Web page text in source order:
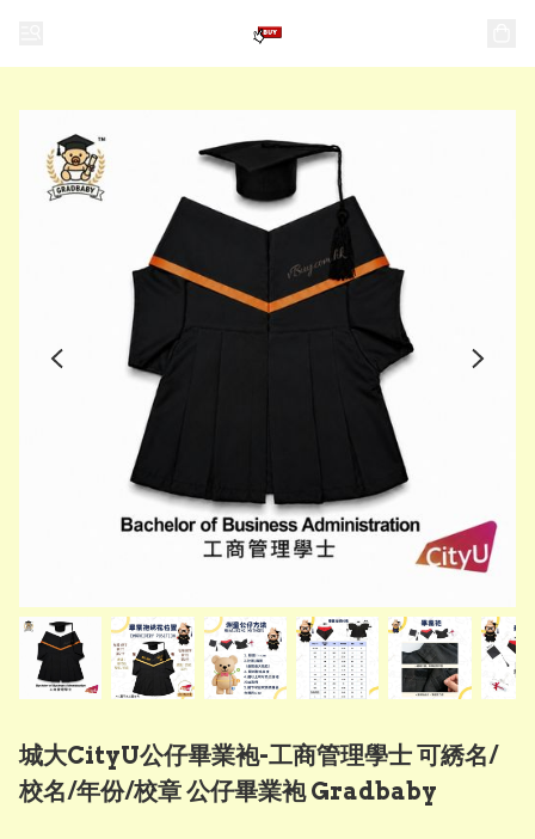
城大CityU公仔畢業袍-工商管理學士 可綉名/
校名/年份/校章 公仔畢業袍 Gradbaby